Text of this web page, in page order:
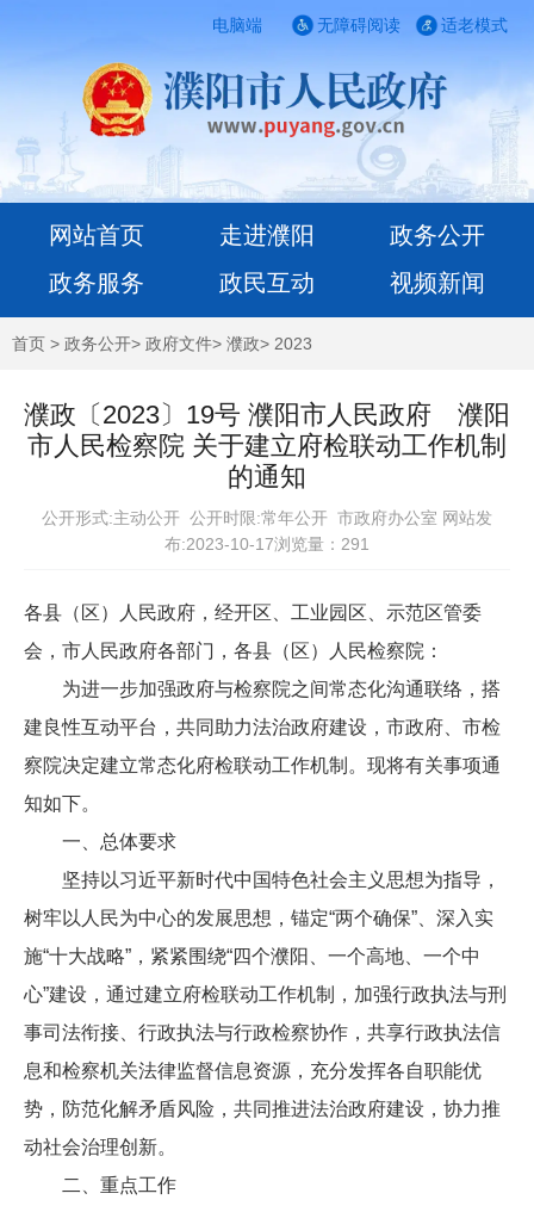
电脑端 适老模式
无障碍阅读
网站首页 走进濮阳
政务公开
政务服务
政民互动 视频新闻
首页 > 政务公开> 政府文件> 濮政> 2023
濮政〔2023〕19号 濮阳市人民政府 濮阳
市人民检察院 关于建立府检联动工作机制
的通知
公开形式:主动公开 公开时限:常年公开 市政府办公室 网站发
布:2023-10-17浏览量： 291
各县（区）人民政府，经开区、工业园区、示范区管委
会，市人民政府各部门，各县（区）人民检察院：
为进一步加强政府与检察院之间常态化沟通联络，搭
建良性互动平台，共同助力法治政府建设，市政府、市检
察院决定建立常态化府检联动工作机制。现将有关事项通
知如下。
一、总体要求
坚持以习近平新时代中国特色社会主义思想为指导，
树牢以人民为中心的发展思想，锚定“两个确保”、深入实
施“十大战略”，紧紧围绕“四个濮阳、一个高地、一个中
心”建设，通过建立府检联动工作机制，加强行政执法与刑
事司法衔接、行政执法与行政检察协作，共享行政执法信
息和检察机关法律监督信息资源，充分发挥各自职能优
势，防范化解矛盾风险，共同推进法治政府建设，协力推
动社会治理创新。
二、重点工作